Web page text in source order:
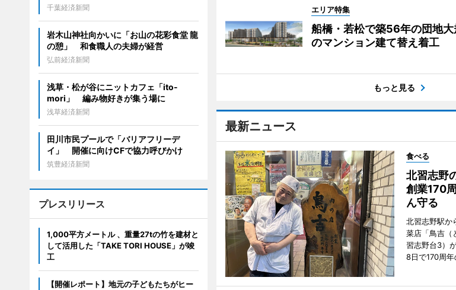
エリア特集
船橋・若松で築56年の団地
のマンション建て替え着工
もっと見る
最新ニュース
食べる
北習志野
創業170
ん守る
北習志野駅か
菜店「鳥吉（
習志野台3）
8日で170周年
千葉経済新聞
岩木山神社向かいに「お山の花彩食堂 龍
の憩」 和食職人の夫婦が経営
弘前経済新聞
浅草・松が谷にニットカフェ「ito-
mori」 編み物好きが集う場に
浅草経済新聞
田川市民プールで「バリアフリーデ
イ」 開催に向けCFで協力呼びかけ
筑豊経済新聞
プレスリリース
1,000平方メートル 、重量27tの竹を建材と
して活用した「TAKE TORI HOUSE」が竣
工
【開催レポート】地元の子どもたちがヒー